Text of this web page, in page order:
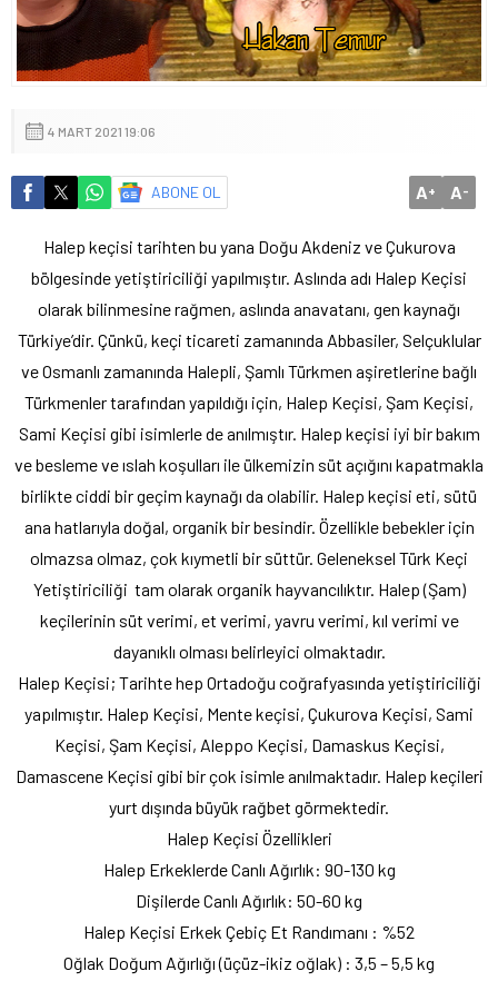
4 MART 2021 19:06
ABONE OL A+ A-
Halep keçisi tarihten bu yana Doğu Akdeniz ve Çukurova
bölgesinde yetiştiriciliği yapılmıştır. Aslında adı Halep Keçisi
olarak bilinmesine rağmen, aslında anavatanı, gen kaynağı
Türkiye’dir. Çünkü, keçi ticareti zamanında Abbasiler, Selçuklular
ve Osmanlı zamanında Halepli, Şamlı Türkmen aşiretlerine bağlı
Türkmenler tarafından yapıldığı için, Halep Keçisi, Şam Keçisi,
Sami Keçisi gibi isimlerle de anılmıştır. Halep keçisi iyi bir bakım
ve besleme ve ıslah koşulları ile ülkemizin süt açığını kapatmakla
birlikte ciddi bir geçim kaynağı da olabilir. Halep keçisi eti, sütü
ana hatlarıyla doğal, organik bir besindir. Özellikle bebekler için
olmazsa olmaz, çok kıymetli bir süttür. Geleneksel Türk Keçi
Yetiştiriciliği tam olarak organik hayvancılıktır. Halep (Şam)
keçilerinin süt verimi, et verimi, yavru verimi, kıl verimi ve
dayanıklı olması belirleyici olmaktadır.
Halep Keçisi; Tarihte hep Ortadoğu coğrafyasında yetiştiriciliği
yapılmıştır. Halep Keçisi, Mente keçisi, Çukurova Keçisi, Sami
Keçisi, Şam Keçisi, Aleppo Keçisi, Damaskus Keçisi,
Damascene Keçisi gibi bir çok isimle anılmaktadır. Halep keçileri
yurt dışında büyük rağbet görmektedir.
Halep Keçisi Özellikleri
Halep Erkeklerde Canlı Ağırlık: 90-130 kg
Dişilerde Canlı Ağırlık: 50-60 kg
Halep Keçisi Erkek Çebiç Et Randımanı : %52
Oğlak Doğum Ağırlığı (üçüz-ikiz oğlak) : 3,5 – 5,5 kg